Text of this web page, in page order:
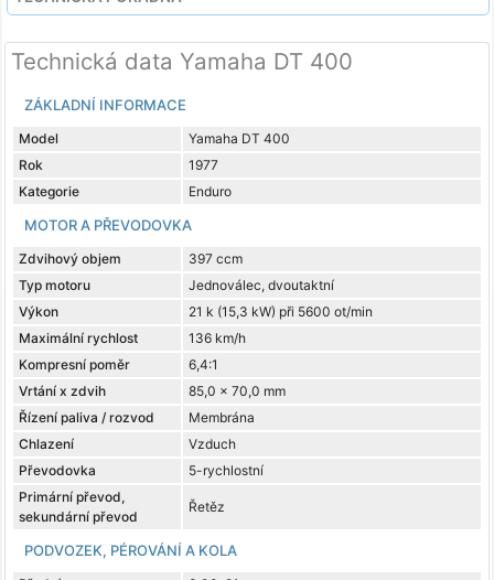
Technická data Yamaha DT 400
ZÁKLADNÍ INFORMACE
Model
Yamaha DT 400
Rok
1977
Kategorie
Enduro
MOTOR A PŘEVODOVKA
Zdvihový objem
397 ccm
Typ motoru
Jednoválec, dvoutaktní
Výkon
21 k (15,3 kW) při 5600 ot/min
Maximální rychlost
136 km/h
Kompresní poměr
6,4:1
Vrtání x zdvih
85,0 x 70,0 mm
Řízení paliva / rozvod
Membrána
Chlazení
Vzduch
Převodovka
5-rychlostní
Primární převod,
sekundární převod
Řetěz
PODVOZEK, PÉROVÁNÍ A KOLA